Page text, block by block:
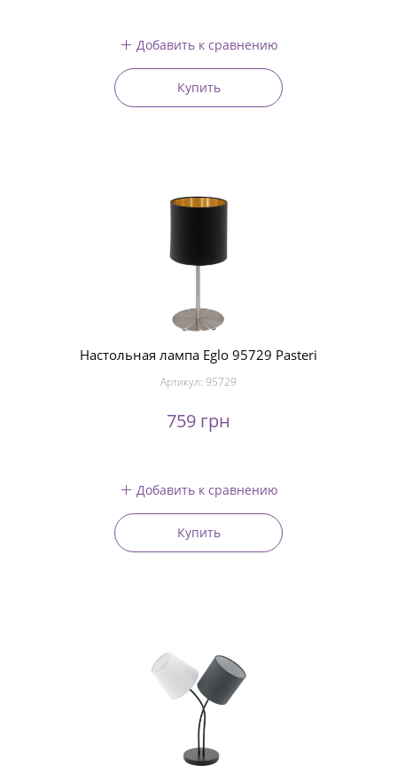
Добавить к сравнению
Купить
Настольная лампа Eglo 95729 Pasteri
Артикул: 95729
759 грн
Добавить к сравнению
Купить